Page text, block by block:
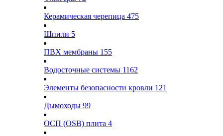
Керамическая черепица 475
Шпили 5
ПВХ мембраны 155
Водосточные системы 1162
Элементы безопасности кровли 121
Дымоходы 99
ОСП (OSB) плита 4